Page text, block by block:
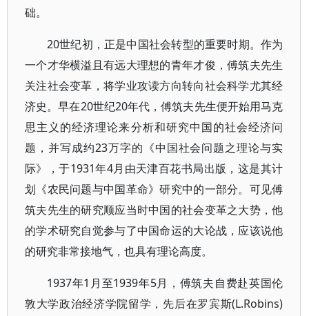
础。
20世纪初，正是中国社会转型的重要时期。作为
一个才华横溢且有远大理想的青年才俊，傅筑夫先生
关注社会变革，将学业攻读方向转向社会科学尤其经
济史。早在20世纪20年代，傅筑夫先生便开始用马克
思主义的经济理论来分析和研究中国的社会经济问
题，并写成约23万字的《中国社会问题之理论与实
际》，于1931年4月由天津百花书局出版，这是其计
划《农民问题与中国革命》研究中的一部分。可见傅
筑夫先生的研究顺应当时中国的社会变革之大势，他
的学术研究自觉参与了中国命运的大论战，应该说他
的研究非常接地气，也具有理论高度。
1937年1月至1939年5月，傅筑夫自费赴英国伦
敦大学政治经济学院留学，先后在罗宾斯(L.Robins)